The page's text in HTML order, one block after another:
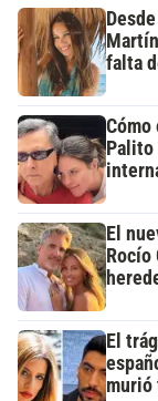
falta
Cómo
Palito
El
El
murió